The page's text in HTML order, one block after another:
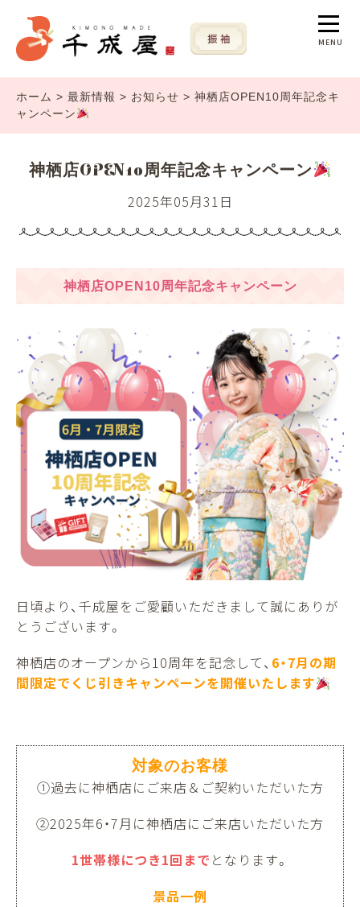
MENU
ホーム > 最新情報 > お知らせ > 神栖店OPEN10周年記念キ
ャンペーン
神栖店OPEN10周年記念キャンペーン
2025年05月31日
神栖店OPEN10周年記念キャンペーン
日頃より、千成屋をご愛顧いただきまして誠にありが
とうございます。
神栖店のオープンから10周年を記念して、 6・7月の期
間限定でくじ引きキャンペーンを開催いたします
対象のお客様
①過去に神栖店にご来店＆ご契約いただいた方
②2025年6・7月に神栖店にご来店いただいた方
1世帯様につき1回まで となります。
景品一例